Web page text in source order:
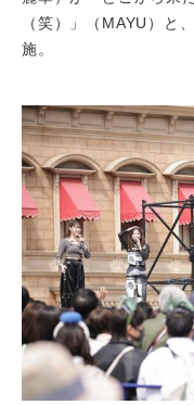
（笑）」（MAYU）と
施。